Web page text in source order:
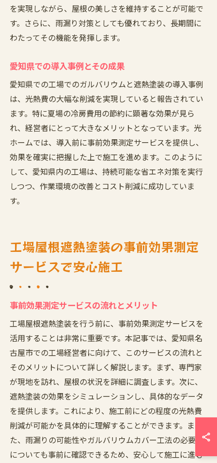
を実現しながら、屋根の美しさを維持することが可能で
す。さらに、雨漏り対策としても優れており、長期間に
わたってその機能を発揮します。
愛知県での導入事例とその成果
愛知県での工場でのガルバリウムと遮熱塗装の導入事例
は、光熱費の大幅な削減を実現していると報告されてい
ます。特に夏場の冷房費用の節約に顕著な効果が見ら
れ、経営者にとって大きなメリットとなっています。光
ホームでは、導入前に事前効果測定サービスを提供し、
効果を確実に把握した上で施工を進めます。このように
して、愛知県内の工場は、持続可能な省エネ対策を実行
しつつ、作業環境の改善とコスト削減に成功していま
す。
工場屋根遮熱塗装の事前効果測定
サービスで安心施工
事前効果測定サービスの流れとメリット
工場屋根遮熱塗装を行う前に、事前効果測定サービスを
活用することは非常に重要です。本記事では、愛知県名
古屋市での工場経営者に向けて、このサービスの流れと
そのメリットについて詳しく解説します。まず、専門家
が現地を訪れ、屋根の状況を詳細に調査します。次に、
遮熱塗装の効果をシミュレーションし、具体的なデータ
を提供します。これにより、施工前にどの程度の光熱費
削減が可能かを具体的に理解することができます。ま
た、雨漏りの可能性やガルバリウムカバー工法の必要性
についても事前に確認できるため、安心して施工に進む